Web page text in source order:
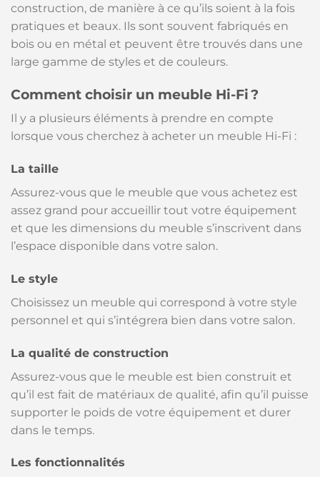
construction, de manière à ce qu’ils soient à la fois
pratiques et beaux. Ils sont souvent fabriqués en
bois ou en métal et peuvent être trouvés dans une
large gamme de styles et de couleurs.
Comment choisir un meuble Hi-Fi ?
Il y a plusieurs éléments à prendre en compte
lorsque vous cherchez à acheter un meuble Hi-Fi :
La taille
Assurez-vous que le meuble que vous achetez est
assez grand pour accueillir tout votre équipement
et que les dimensions du meuble s’inscrivent dans
l’espace disponible dans votre salon.
Le style
Choisissez un meuble qui correspond à votre style
personnel et qui s’intégrera bien dans votre salon.
La qualité de construction
Assurez-vous que le meuble est bien construit et
qu’il est fait de matériaux de qualité, afin qu’il puisse
supporter le poids de votre équipement et durer
dans le temps.
Les fonctionnalités